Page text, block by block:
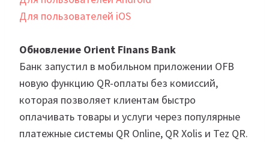
Для пользователей iOS
Обновление Orient Finans Bank
Банк запустил в мобильном приложении OFB
новую функцию QR-оплаты без комиссий,
которая позволяет клиентам быстро
оплачивать товары и услуги через популярные
платежные системы QR Online, QR Xolis и Tez QR.